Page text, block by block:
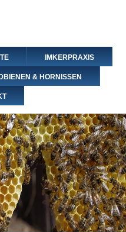
IMKERPRAXIS
& HORNISSEN